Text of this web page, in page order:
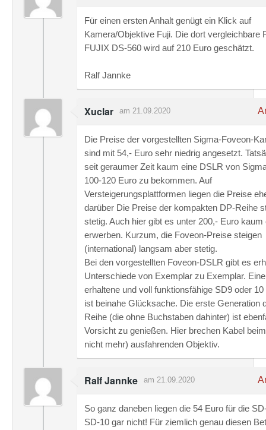
Für einen ersten Anhalt genügt ein Klick auf
Kamera/Objektive Fuji. Die dort vergleichbare
FUJIX DS-560 wird auf 210 Euro geschätzt.
Ralf Jannke
Xuclar am 21.09.2020
Die Preise der vorgestellten Sigma-Foveon-
sind mit 54,- Euro sehr niedrig angesetzt.
seit geraumer Zeit kaum eine DSLR von
100-120 Euro zu bekommen. Auf
Versteigerungsplattformen liegen die Preise
darüber Die Preise der kompakten DP-Reihe
stetig. Auch hier gibt es unter 200,- Euro
erwerben. Kurzum, die Foveon-Preise steigen
(international) langsam aber stetig.
Bei den vorgestellten Foveon-DSLR gibt es
Unterschiede von Exemplar zu Exemplar.
erhaltene und voll funktionsfähige SD9 oder 10
ist beinahe Glücksache. Die erste Generation
Reihe (die ohne Buchstaben dahinter) ist
Vorsicht zu genießen. Hier brechen Kabel
nicht mehr) ausfahrenden Objektiv.
Ralf Jannke am 21.09.2020
So ganz daneben liegen die 54 Euro für die
SD-10 gar nicht! Für ziemlich genau diesen